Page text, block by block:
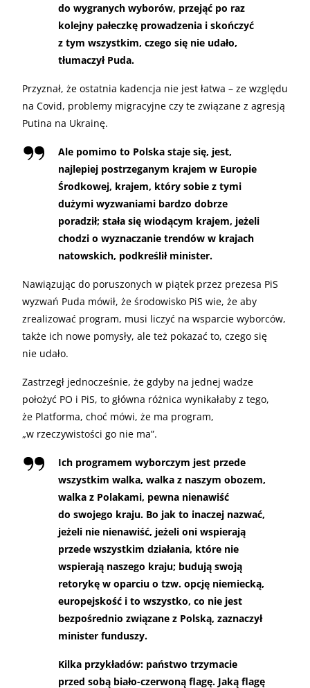
do wygranych wyborów, przejąć po raz
kolejny pałeczkę prowadzenia i skończyć
z tym wszystkim, czego się nie udało,
tłumaczył Puda.
Przyznał, że ostatnia kadencja nie jest łatwa – ze względu
na Covid, problemy migracyjne czy te związane z agresją
Putina na Ukrainę.
Ale pomimo to Polska staje się, jest,
najlepiej postrzeganym krajem w Europie
Środkowej, krajem, który sobie z tymi
dużymi wyzwaniami bardzo dobrze
poradził; stała się wiodącym krajem, jeżeli
chodzi o wyznaczanie trendów w krajach
natowskich, podkreślił minister.
Nawiązując do poruszonych w piątek przez prezesa PiS
wyzwań Puda mówił, że środowisko PiS wie, że aby
zrealizować program, musi liczyć na wsparcie wyborców,
także ich nowe pomysły, ale też pokazać to, czego się
nie udało.
Zastrzegł jednocześnie, że gdyby na jednej wadze
położyć PO i PiS, to główna różnica wynikałaby z tego,
że Platforma, choć mówi, że ma program,
„w rzeczywistości go nie ma”.
Ich programem wyborczym jest przede
wszystkim walka, walka z naszym obozem,
walka z Polakami, pewna nienawiść
do swojego kraju. Bo jak to inaczej nazwać,
jeżeli nie nienawiść, jeżeli oni wspierają
przede wszystkim działania, które nie
wspierają naszego kraju; budują swoją
retorykę w oparciu o tzw. opcję niemiecką,
europejskość i to wszystko, co nie jest
bezpośrednio związane z Polską, zaznaczył
minister funduszy.
Kilka przykładów: państwo trzymacie
przed sobą biało-czerwoną flagę. Jaką flagę